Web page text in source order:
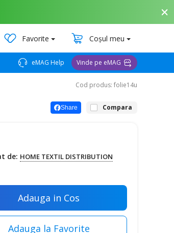
Favorite Coșul meu
eMAG Help Vinde pe eMAG
Cod produs: folie14u
Share Compara
de: HOME TEXTIL DISTRIBUTION
Adauga in Cos